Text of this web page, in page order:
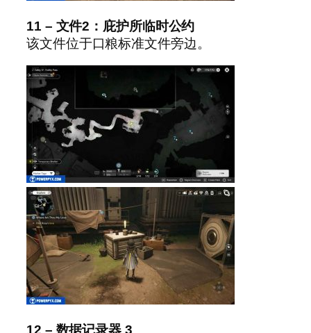
11 – 文件2：庇护所临时公约
该文件位于口粮标准文件旁边。
12 – 数据记录器 3